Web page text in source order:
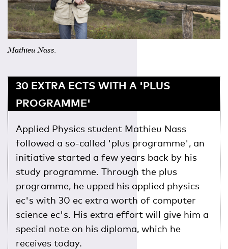
Mathieu Nass.
30 EXTRA ECTS WITH A 'PLUS
PROGRAMME'
Applied Physics student Mathieu Nass
followed a so-called 'plus programme', an
initiative started a few years back by his
study programme. Through the plus
programme, he upped his applied physics
ec's with 30 ec extra worth of computer
science ec's. His extra effort will give him a
special note on his diploma, which he
receives today.